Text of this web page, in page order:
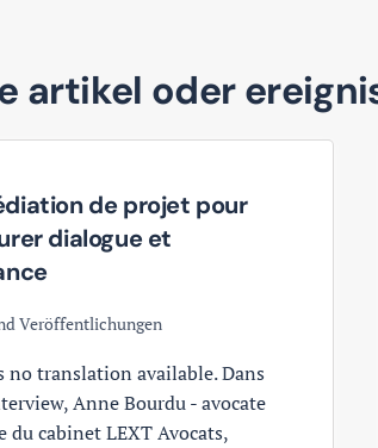
artikel oder
de projet pour
dialogue et
Veröffentlichungen
no translation available. Dans
Anne Bourdu - avocate
du cabinet LEXT Avocats,